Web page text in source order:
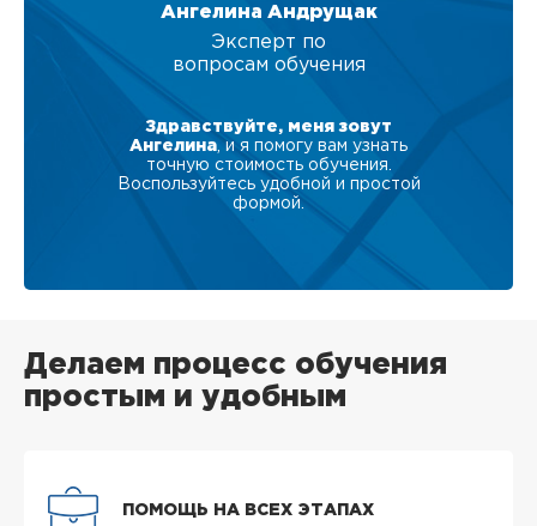
Ангелина Андрущак
Эксперт по
вопросам обучения
Здравствуйте, меня зовут
Ангелина , и я помогу вам узнать
точную стоимость обучения.
Воспользуйтесь удобной и простой
формой.
Делаем процесс обучения
простым и удобным
ПОМОЩЬ НА ВСЕХ ЭТАПАХ